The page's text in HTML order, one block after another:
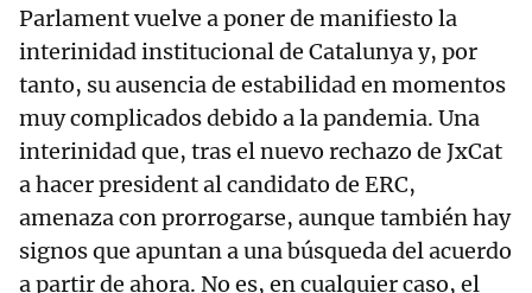
Parlament vuelve a poner de manifiesto la
interinidad institucional de Catalunya y, por
tanto, su ausencia de estabilidad en momentos
muy complicados debido a la pandemia. Una
interinidad que, tras el nuevo rechazo de JxCat
a hacer president al candidato de ERC,
amenaza con prorrogarse, aunque también hay
signos que apuntan a una búsqueda del acuerdo
a partir de ahora. No es, en cualquier caso, el